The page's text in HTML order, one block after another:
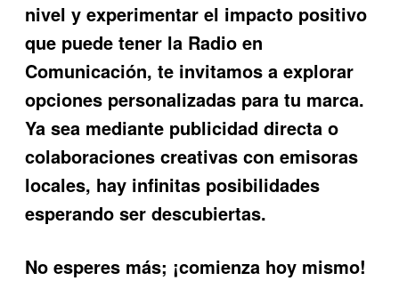
nivel y experimentar el impacto positivo
que puede tener la Radio en
Comunicación, te invitamos a explorar
opciones personalizadas para tu marca.
Ya sea mediante publicidad directa o
colaboraciones creativas con emisoras
locales, hay infinitas posibilidades
esperando ser descubiertas.
No esperes más; ¡comienza hoy mismo!